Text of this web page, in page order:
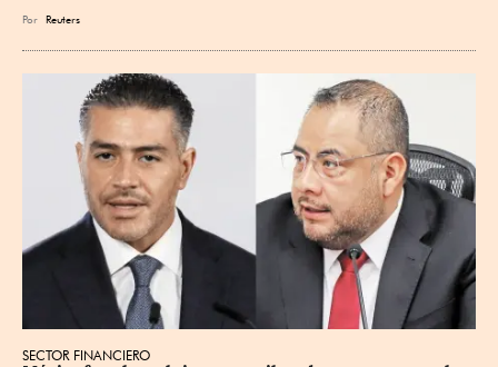
Por Reuters
SECTOR FINANCIERO